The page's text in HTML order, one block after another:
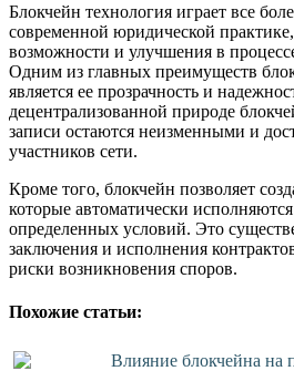
Блокчейн технология играет все
современной юридической
возможности и улучшения в
Одним из главных преимуществ
является ее прозрачность и
децентрализованной природе
записи остаются неизменными и
участников сети.
Кроме того, блокчейн позволяет
которые автоматически
определенных условий. Это
заключения и исполнения
риски возникновения споров.
Похожие статьи:
Влияние блокчейна на